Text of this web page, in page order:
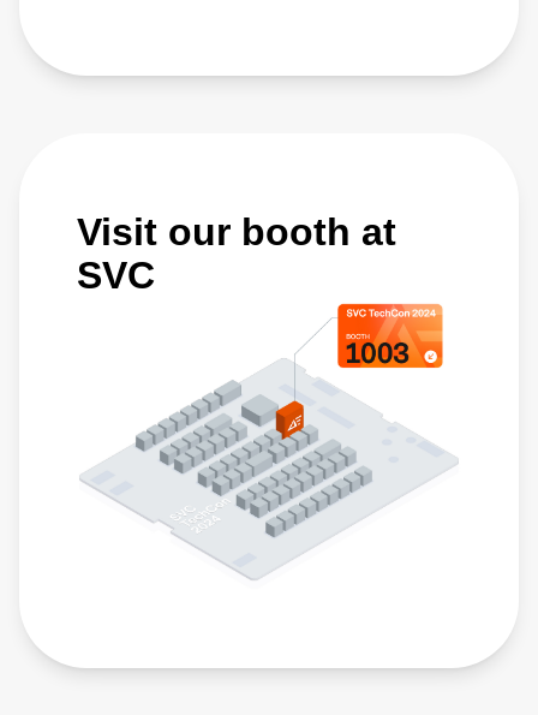
Visit our booth at
SVC